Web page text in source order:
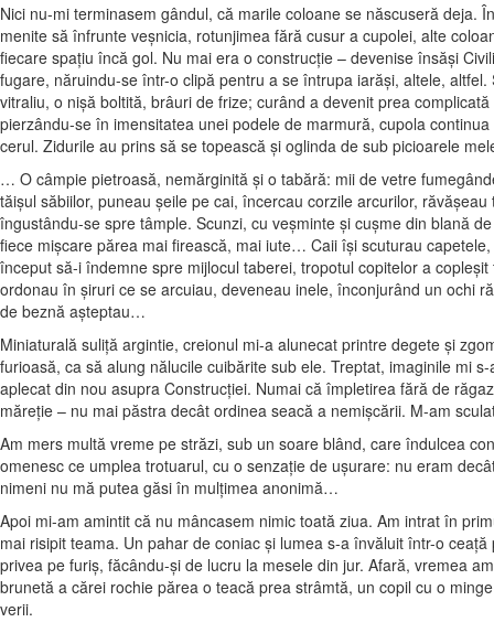
Nici nu-mi terminasem gândul, că marile coloane se născuseră deja.
menite să înfrunte veşnicia, rotunjimea fără cusur a cupolei, alte
fiecare spaţiu încă gol. Nu mai era o construcţie – devenise însăşi
fugare, năruindu-se într-o clipă pentru a se întrupa iarăşi, altele,
vitraliu, o nişă boltită, brâuri de frize; curând a devenit prea
pierzându-se în imensitatea unei podele de marmură, cupola
cerul. Zidurile au prins să se topească şi oglinda de sub picioarele
… O câmpie pietroasă, nemărginită şi o tabără: mii de vetre
tăişul săbiilor, puneau şeile pe cai, încercau corzile arcurilor,
îngustându-se spre tâmple. Scunzi, cu veşminte şi cuşme din blană
fiece mişcare părea mai firească, mai iute… Caii îşi scuturau
început să-i îndemne spre mijlocul taberei, tropotul copitelor a
ordonau în şiruri ce se arcuiau, deveneau inele, înconjurând un ochi
de beznă aşteptau…
Miniaturală suliţă argintie, creionul mi-a alunecat printre degete şi
furioasă, ca să alung nălucile cuibărite sub ele. Treptat, imaginile mi
aplecat din nou asupra Construcţiei. Numai că împletirea fără de
măreţie – nu mai păstra decât ordinea seacă a nemişcării. M-am
Am mers multă vreme pe străzi, sub un soare blând, care îndulcea
omenesc ce umplea trotuarul, cu o senzaţie de uşurare: nu eram
nimeni nu mă putea găsi în mulţimea anonimă…
Apoi mi-am amintit că nu mâncasem nimic toată ziua. Am intrat în
mai risipit teama. Un pahar de coniac şi lumea s-a învăluit într-o
privea pe furiş, făcându-şi de lucru la mesele din jur. Afară, vremea
brunetă a cărei rochie părea o teacă prea strâmtă, un copil cu o
verii.